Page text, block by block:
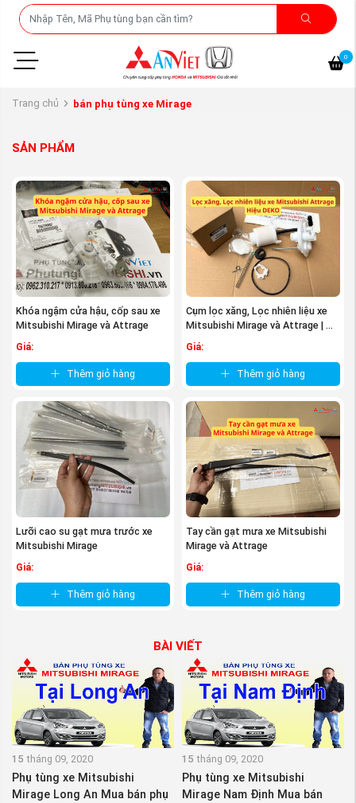
0
Trang chủ bán phụ tùng xe Mirage
SẢN PHẨM
Khóa ngậm cửa hậu, cốp sau xe
Mitsubishi Mirage và Attrage
Giá:
Thêm giỏ hàng
Cụm lọc xăng, Lọc nhiên liệu xe
Mitsubishi Mirage và Attrage | ...
Giá:
Thêm giỏ hàng
Lưỡi cao su gạt mưa trước xe
Mitsubishi Mirage
Giá:
Thêm giỏ hàng
Tay cần gạt mưa xe Mitsubishi
Mirage và Attrage
Giá:
Thêm giỏ hàng
BÀI VIẾT
15 tháng 09, 2020
Phụ tùng xe Mitsubishi
Mirage Long An Mua bán phụ
15 tháng 09, 2020
Phụ tùng xe Mitsubishi
Mirage Nam Định Mua bán